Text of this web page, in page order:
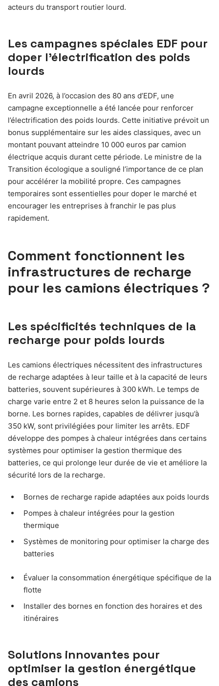
acteurs du transport routier lourd.
Les campagnes spéciales EDF pour
doper l’électrification des poids
lourds
En avril 2026, à l’occasion des 80 ans d’EDF, une
campagne exceptionnelle a été lancée pour renforcer
l’électrification des poids lourds. Cette initiative prévoit un
bonus supplémentaire sur les aides classiques, avec un
montant pouvant atteindre 10 000 euros par camion
électrique acquis durant cette période. Le ministre de la
Transition écologique a souligné l’importance de ce plan
pour accélérer la mobilité propre. Ces campagnes
temporaires sont essentielles pour doper le marché et
encourager les entreprises à franchir le pas plus
rapidement.
Comment fonctionnent les
infrastructures de recharge
pour les camions électriques ?
Les spécificités techniques de la
recharge pour poids lourds
Les camions électriques nécessitent des infrastructures
de recharge adaptées à leur taille et à la capacité de leurs
batteries, souvent supérieures à 300 kWh. Le temps de
charge varie entre 2 et 8 heures selon la puissance de la
borne. Les bornes rapides, capables de délivrer jusqu’à
350 kW, sont privilégiées pour limiter les arrêts. EDF
développe des pompes à chaleur intégrées dans certains
systèmes pour optimiser la gestion thermique des
batteries, ce qui prolonge leur durée de vie et améliore la
sécurité lors de la recharge.
Bornes de recharge rapide adaptées aux poids lourds
Pompes à chaleur intégrées pour la gestion
thermique
Systèmes de monitoring pour optimiser la charge des
batteries
Évaluer la consommation énergétique spécifique de la
flotte
Installer des bornes en fonction des horaires et des
itinéraires
Solutions innovantes pour
optimiser la gestion énergétique
des camions